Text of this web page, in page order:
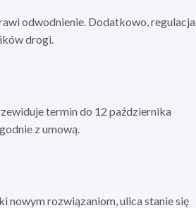
odwodnienie. Dodatkowo, regulacja
drogi.
termin do 12 października
z umową.
nowym rozwiązaniom, ulica stanie się